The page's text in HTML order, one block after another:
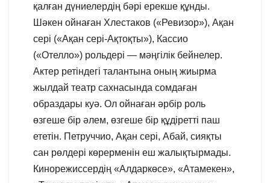
қалған дүниелердің бәрі ерекше құнды.
Шәкен ойнаған Хлестаков («Ревизор»), Ақан
сері («Ақан сері-Ақтоқты»), Кассио
(«Отелло») рольдері — мәңгілік бейнелер.
Актер ретіндегі талантына оның жиырма
жылдай театр сахнасында сомдаған
образдары куә. Ол ойнаған әрбір роль
өзгеше бір әлем, өзгеше бір құдіретті паш
ететін. Петруччио, Ақан сері, Абай, сияқты
сан рөлдері көрерменін еш жалықтырмады.
Кинорежиссердің «Алдаркөсе», «Атамекен»,